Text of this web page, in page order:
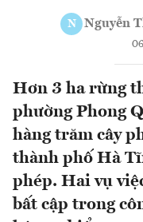
N Nguyễn
Hơn 3 ha rừng
phường Phong
hàng trăm cây
thành phố Hà
phép. Hai vụ
bất cập trong